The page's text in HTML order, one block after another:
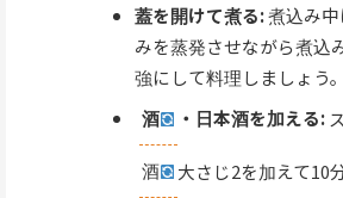
蓋を開けて煮る:煮込み中
みを蒸発させながら煮込
強にして料理しましょう。
酒
・日本酒を加える:
酒
大さじ2を加えて10